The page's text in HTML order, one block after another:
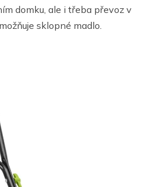
domku, ale i třeba převoz v
sklopné madlo.